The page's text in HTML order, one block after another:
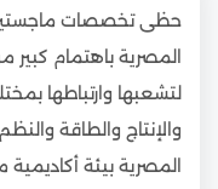
حظى تخصصات ماجستير
المصرية باهتمام كبير
لتشعبها وارتباطها
والإنتاج والطاقة
المصرية بيئة